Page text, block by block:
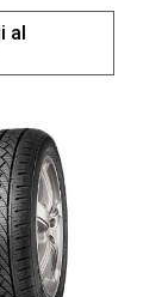
al